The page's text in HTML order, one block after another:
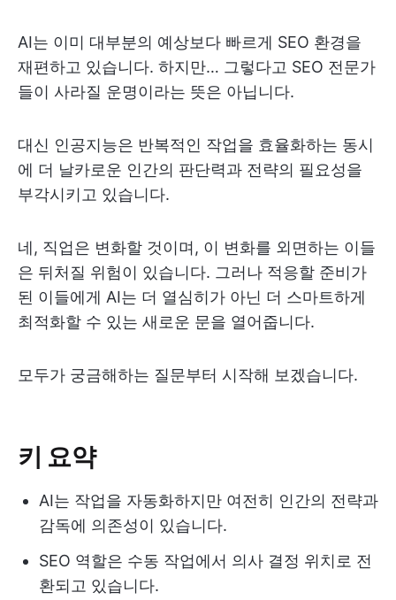
AI는 이미 대부분의 예상보다 빠르게 SEO 환경을
재편하고 있습니다. 하지만… 그렇다고 SEO 전문가
들이 사라질 운명이라는 뜻은 아닙니다.
대신 인공지능은 반복적인 작업을 효율화하는 동시
에 더 날카로운 인간의 판단력과 전략의 필요성을
부각시키고 있습니다.
네, 직업은 변화할 것이며, 이 변화를 외면하는 이들
은 뒤처질 위험이 있습니다. 그러나 적응할 준비가
된 이들에게 AI는 더 열심히가 아닌 더 스마트하게
최적화할 수 있는 새로운 문을 열어줍니다.
모두가 궁금해하는 질문부터 시작해 보겠습니다.
키 요약
AI는 작업을 자동화하지만 여전히 인간의 전략과
감독에 의존성이 있습니다.
SEO 역할은 수동 작업에서 의사 결정 위치로 전
환되고 있습니다.